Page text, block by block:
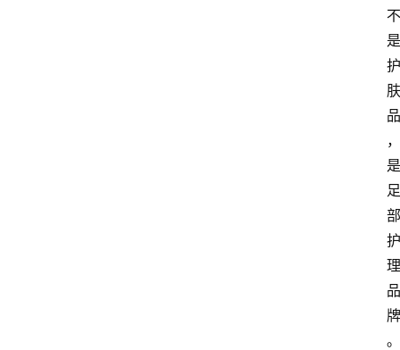
不
是
护
肤
品
，
是
足
部
护
理
品
牌
。